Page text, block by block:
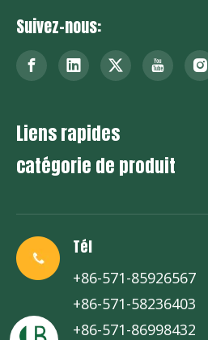
Suivez-nous:
Liens rapides
catégorie de produit
Tél
+86-571-85926567
+86-571-58236403
+86-571-86998432